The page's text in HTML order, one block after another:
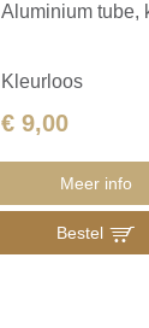
Aluminium tube,
Kleurloos
€ 9,00
Meer info
Bestel